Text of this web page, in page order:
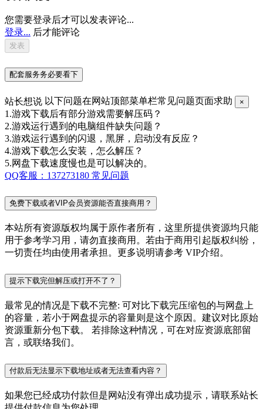
您需要登录后才可以发表评论...
登录... 后才能评论
配套服务务必要看下
站长想说 以下问题在网站顶部菜单栏常见问题页面求助 ×
1.游戏下载后有部分游戏需要解压码？
2.游戏运行遇到的电脑组件缺失问题？
3.游戏运行遇到的闪退，黑屏，启动没有反应？
4.游戏下载怎么安装，怎么解压？
5.网盘下载速度慢也是可以解决的。
QQ客服：137273180 常见问题
免费下载或者VIP会员资源能否直接商用？
本站所有资源版权均属于原作者所有，这里所提供资源均只能
用于参考学习用，请勿直接商用。若由于商用引起版权纠纷，
一切责任均由使用者承担。更多说明请参考 VIP介绍。
提示下载完但解压或打开不了？
最常见的情况是下载不完整: 可对比下载完压缩包的与网盘上
的容量，若小于网盘提示的容量则是这个原因。建议对比原始
资源重新分包下载。 若排除这种情况，可在对应资源底部留
言，或联络我们。
付款后无法显示下载地址或者无法查看内容？
如果您已经成功付款但是网站没有弹出成功提示，请联系站长